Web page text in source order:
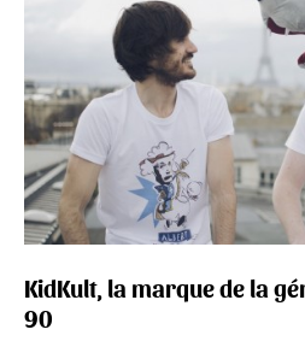
KidKult, la marque de la
90